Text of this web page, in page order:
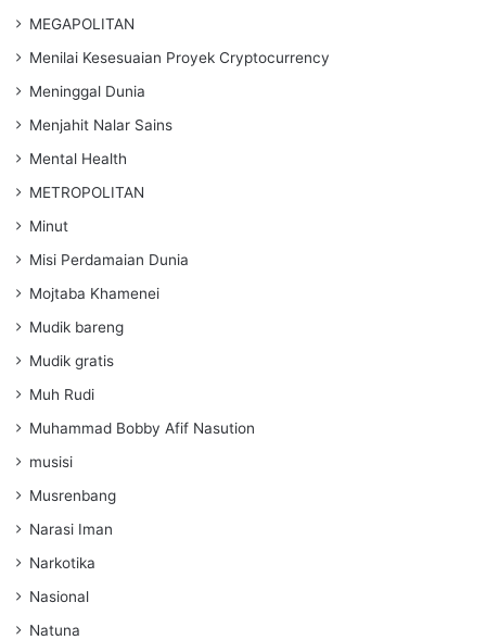
MEGAPOLITAN
Menilai Kesesuaian Proyek Cryptocurrency
Meninggal Dunia
Menjahit Nalar Sains
Mental Health
METROPOLITAN
Minut
Misi Perdamaian Dunia
Mojtaba Khamenei
Mudik bareng
Mudik gratis
Muh Rudi
Muhammad Bobby Afif Nasution
musisi
Musrenbang
Narasi Iman
Narkotika
Nasional
Natuna